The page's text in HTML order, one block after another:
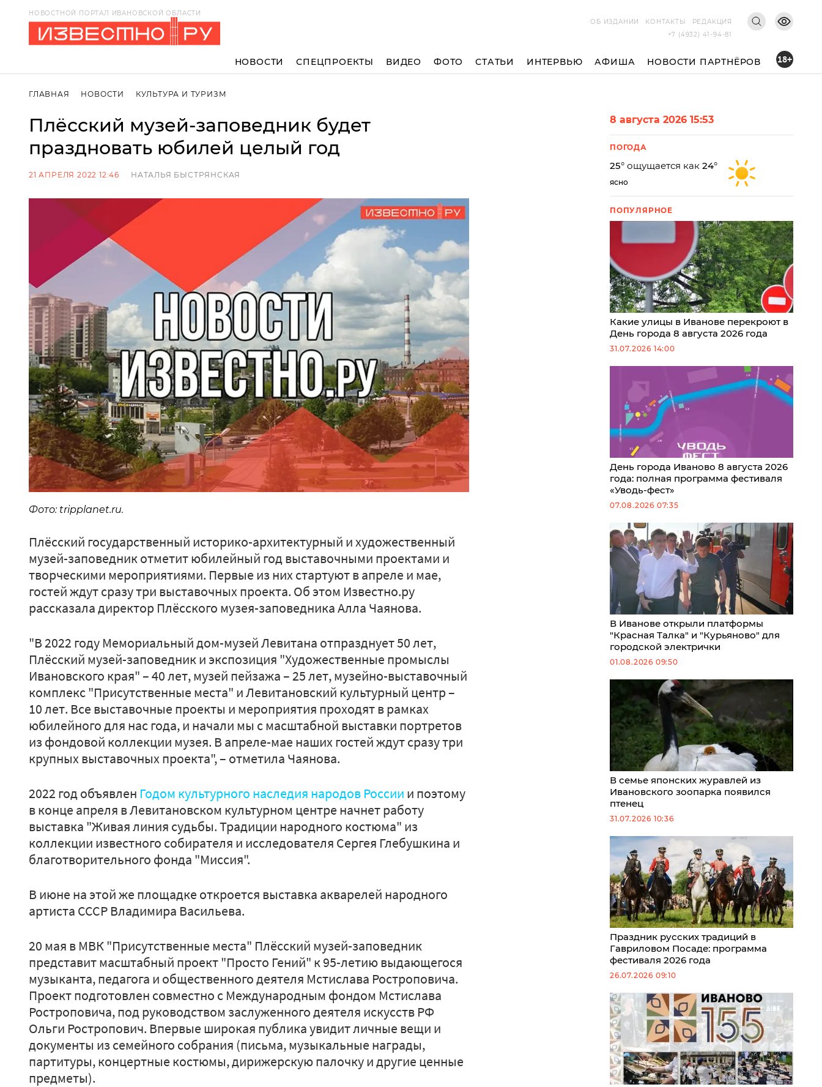
НОВОСТНОЙ ПОРТАЛ ИВАНОВСКОЙ ОБЛАСТИ
ОБ ИЗДАНИИ
КОНТАКТЫ
РЕДАКЦИЯ
+7 (4932) 41-94-81
НОВОСТИ СПЕЦПРОЕКТЫ ВИДЕО ФОТО СТАТЬИ ИНТЕРВЬЮ АФИША НОВОСТИ ПАРТНЁРОВ 18+
ГЛАВНАЯ НОВОСТИ КУЛЬТУРА И ТУРИЗМ
Плёсский музей-заповедник будет
праздновать юбилей целый год
21 АПРЕЛЯ 2022 12:46 НАТАЛЬЯ БЫСТРЯНСКАЯ
Фото: tripplanet.ru.
Плёсский государственный историко-архитектурный и художественный
музей-заповедник отметит юбилейный год выставочными проектами и
творческими мероприятиями. Первые из них стартуют в апреле и мае,
гостей ждут сразу три выставочных проекта. Об этом Известно.ру
рассказала директор Плёсского музея-заповедника Алла Чаянова.
"В 2022 году Мемориальный дом-музей Левитана отпразднует 50 лет,
Плёсский музей-заповедник и экспозиция "Художественные промыслы
Ивановского края" – 40 лет, музей пейзажа – 25 лет, музейно-выставочный
комплекс "Присутственные места" и Левитановский культурный центр –
10 лет. Все выставочные проекты и мероприятия проходят в рамках
юбилейного для нас года, и начали мы с масштабной выставки портретов
из фондовой коллекции музея. В апреле-мае наших гостей ждут сразу три
крупных выставочных проекта", – отметила Чаянова.
2022 год объявлен Годом культурного наследия народов России и поэтому
в конце апреля в Левитановском культурном центре начнет работу
выставка "Живая линия судьбы. Традиции народного костюма" из
коллекции известного собирателя и исследователя Сергея Глебушкина и
благотворительного фонда "Миссия".
В июне на этой же площадке откроется выставка акварелей народного
артиста СССР Владимира Васильева.
20 мая в МВК "Присутственные места" Плёсский музей-заповедник
представит масштабный проект "Просто Гений" к 95-летию выдающегося
музыканта, педагога и общественного деятеля Мстислава Ростроповича.
Проект подготовлен совместно с Международным фондом Мстислава
Ростроповича, под руководством заслуженного деятеля искусств РФ
Ольги Ростропович. Впервые широкая публика увидит личные вещи и
документы из семейного собрания (письма, музыкальные награды,
партитуры, концертные костюмы, дирижерскую палочку и другие ценные
предметы).
8 августа 2026 15:53
ПОГОДА
25° ощущается как 24°
ясно
ПОПУЛЯРНОЕ
Какие улицы в Иванове перекроют в
День города 8 августа 2026 года
31.07.2026 14:00
День города Иваново 8 августа 2026
года: полная программа фестиваля
«Уводь-фест»
07.08.2026 07:35
В Иванове открыли платформы
"Красная Талка" и "Курьяново" для
городской электрички
01.08.2026 09:50
В семье японских журавлей из
Ивановского зоопарка появился
птенец
31.07.2026 10:36
Праздник русских традиций в
Гавриловом Посаде: программа
фестиваля 2026 года
26.07.2026 09:10